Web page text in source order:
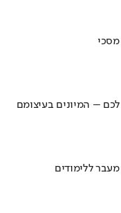
– המיונים בעיצומם
ללימודים